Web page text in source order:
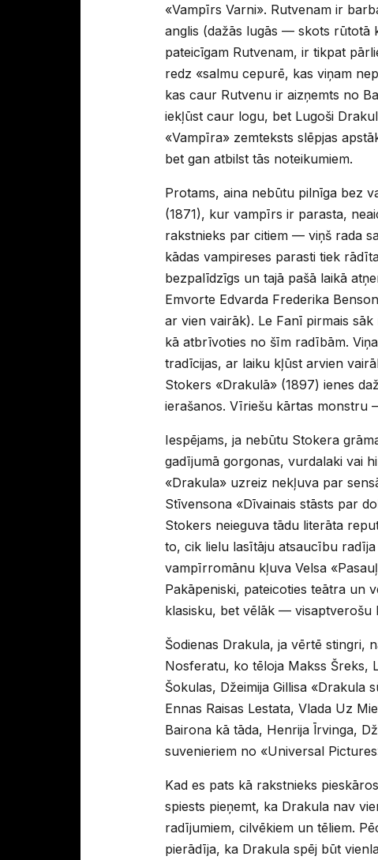
«Vampīrs Varni». Rutvenam ir
anglis (dažās lugās — skots rūtotā
pateicīgam Rutvenam, ir tikpat
redz «salmu cepurē, kas viņam
kas caur Rutvenu ir aizņemts no
iekļūst caur logu, bet Lugoši
«Vampīra» zemteksts slēpjas
bet gan atbilst tās noteikumiem.
Protams, aina nebūtu pilnīga bez
(1871), kur vampīrs ir parasta,
rakstnieks par citiem — viņš rada
kādas vampireses parasti tiek
bezpalīdzīgs un tajā pašā laikā
Emvorte Edvarda Frederika
ar vien vairāk). Le Fanī pirmais
kā atbrīvoties no šīm radībām.
tradīcijas, ar laiku kļūst arvien
Stokers «Drakulā» (1897) ienes
ierašanos. Vīriešu kārtas
Iespējams, ja nebūtu Stokera
gadījumā gorgonas, vurdalaki vai
«Drakula» uzreiz nekļuva par
Stīvensona «Dīvainais stāsts par
Stokers neieguva tādu literāta
to, cik lielu lasītāju atsaucību
vampīrromānu kļuva Velsa
Pakāpeniski, pateicoties teātra un
klasisku, bet vēlāk — visaptverošu
Šodienas Drakula, ja vērtē stingri,
Nosferatu, ko tēloja Makss Šreks,
Šokulas, Džeimija Gillisa «Drakula
Ennas Raisas Lestata, Vlada Uz
Bairona kā tāda, Henrija Īrvinga,
suvenieriem no «Universal
Kad es pats kā rakstnieks
spiests pieņemt, ka Drakula nav
radījumiem, cilvēkiem un tēliem.
pierādīja, ka Drakula spēj būt